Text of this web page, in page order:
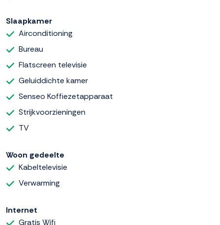
Slaapkamer
Airconditioning
Bureau
Flatscreen televisie
Geluiddichte kamer
Senseo Koffiezetapparaat
Strijkvoorzieningen
TV
Woon gedeelte
Kabeltelevisie
Verwarming
Internet
Gratis Wifi